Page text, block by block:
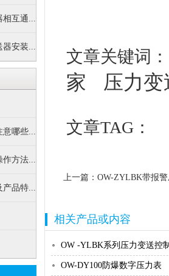
相互通...
器安装...
意哪些...
作方法...
产品特...
文章关键词
家 压力
文章TAG：
上一篇： OW-ZYLBK带报
相关产品或内容
OW -YLBK系列压力变送控
OW-DY100防爆数字压力表